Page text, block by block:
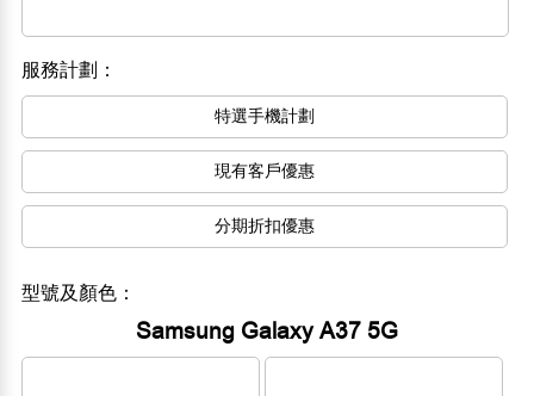
服務計劃：
特選手機計劃
現有客戶優惠
分期折扣優惠
型號及顏色：
Samsung Galaxy A37 5G